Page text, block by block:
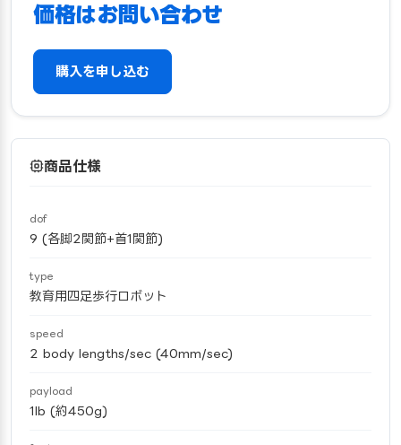
価格はお問い合わせ
購入を申し込む
商品仕様
dof
9 (各脚2関節+首1関節)
type
教育用四足歩行ロボット
speed
2 body lengths/sec (40mm/sec)
payload
1lb (約450g)